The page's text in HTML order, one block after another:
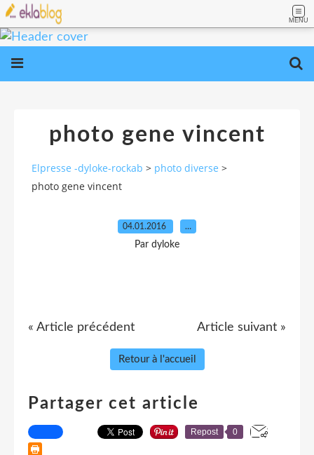
MENU
photo gene vincent
Elpresse -dyloke-rockab > photo diverse >
photo gene vincent
04.01.2016 …
Par dyloke
« Article précédent Article suivant »
Retour à l'accueil
Partager cet article
Repost 0